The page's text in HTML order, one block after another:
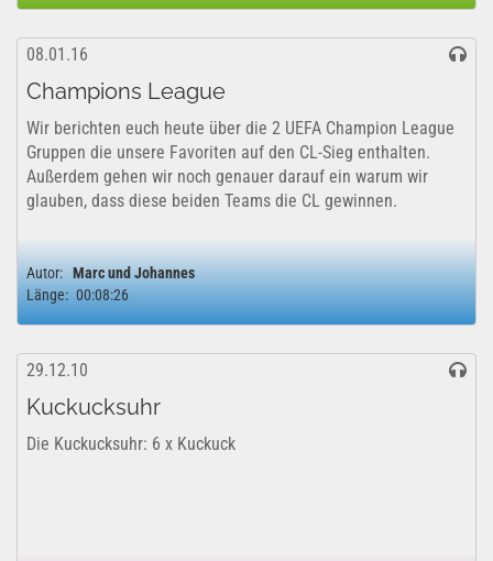
08.01.16
Champions League
Wir berichten euch heute über die 2 UEFA Champion League
Gruppen die unsere Favoriten auf den CL-Sieg enthalten.
Außerdem gehen wir noch genauer darauf ein warum wir
glauben, dass diese beiden Teams die CL gewinnen.
Autor: Marc und Johannes
Länge: 00:08:26
29.12.10
Kuckucksuhr
Die Kuckucksuhr: 6 x Kuckuck